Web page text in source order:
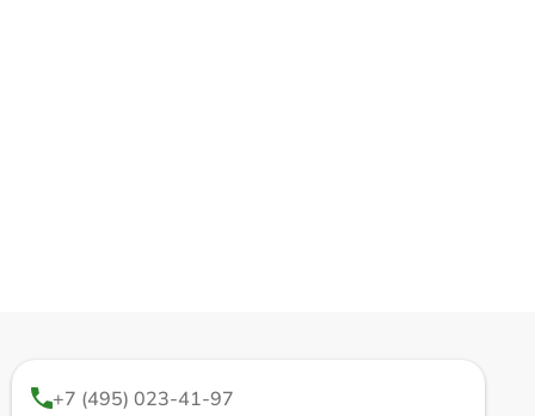
+7 (495) 023-41-97